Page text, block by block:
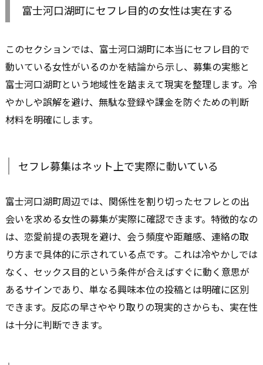
富士河口湖町にセフレ目的の女性は実在する
このセクションでは、富士河口湖町に本当にセフレ目的で
動いている女性がいるのかを結論から示し、募集の実態と
富士河口湖町という地域性を踏まえて現実を整理します。冷
やかしや誤解を避け、無駄な登録や課金を防ぐための判断
材料を明確にします。
セフレ募集はネット上で実際に動いている
富士河口湖町周辺では、関係性を割り切ったセフレとの出
会いを求める女性の募集が実際に確認できます。特徴的なの
は、恋愛前提の表現を避け、会う頻度や距離感、連絡の取
り方まで具体的に示されている点です。これは冷やかしでは
なく、セックス目的という条件が合えばすぐに動く意思が
あるサインであり、単なる興味本位の投稿とは明確に区別
できます。反応の早さややり取りの現実的さからも、実在性
は十分に判断できます。